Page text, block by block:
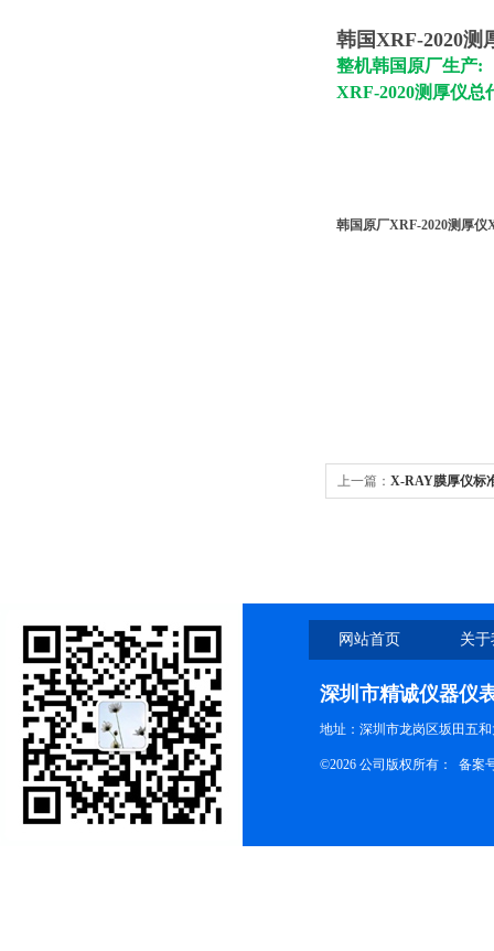
韩国XRF-2020测
整机韩国原厂生产:
XRF-2020测厚仪总
韩国原厂XRF-2020测厚仪
上一篇： X-RAY膜厚仪标
网站首页 关
深圳市精诚仪器仪
地址：深圳市龙岗区坂田五
©2026 公司版权所有： 备案